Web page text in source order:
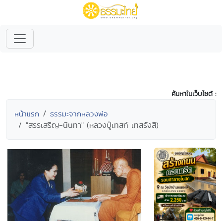
ค้นหาในเว็บไซต์ :
หน้าแรก ธรรมะจากหลวงพ่อ
"สรรเสริญ-นินทา" (หลวงปู่เทสก์ เทสรังสี)